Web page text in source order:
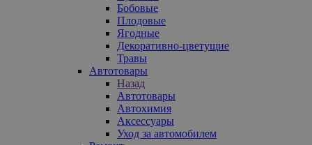
Бобовые
Плодовые
Ягодные
Декоративно-цветущие
Травы
Автотовары
Назад
Автотовары
Автохимия
Аксессуары
Уход за автомобилем